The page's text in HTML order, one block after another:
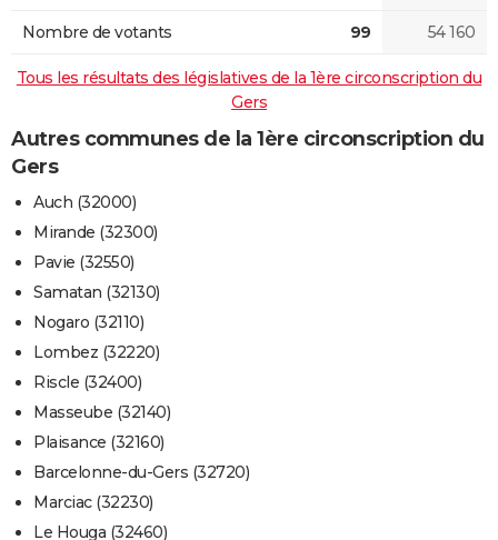
Nombre de votants 99 54 160
Tous les résultats des législatives de la 1ère circonscription du
Gers
Autres communes de la 1ère circonscription du
Gers
Auch (32000)
Mirande (32300)
Pavie (32550)
Samatan (32130)
Nogaro (32110)
Lombez (32220)
Riscle (32400)
Masseube (32140)
Plaisance (32160)
Barcelonne-du-Gers (32720)
Marciac (32230)
Le Houga (32460)